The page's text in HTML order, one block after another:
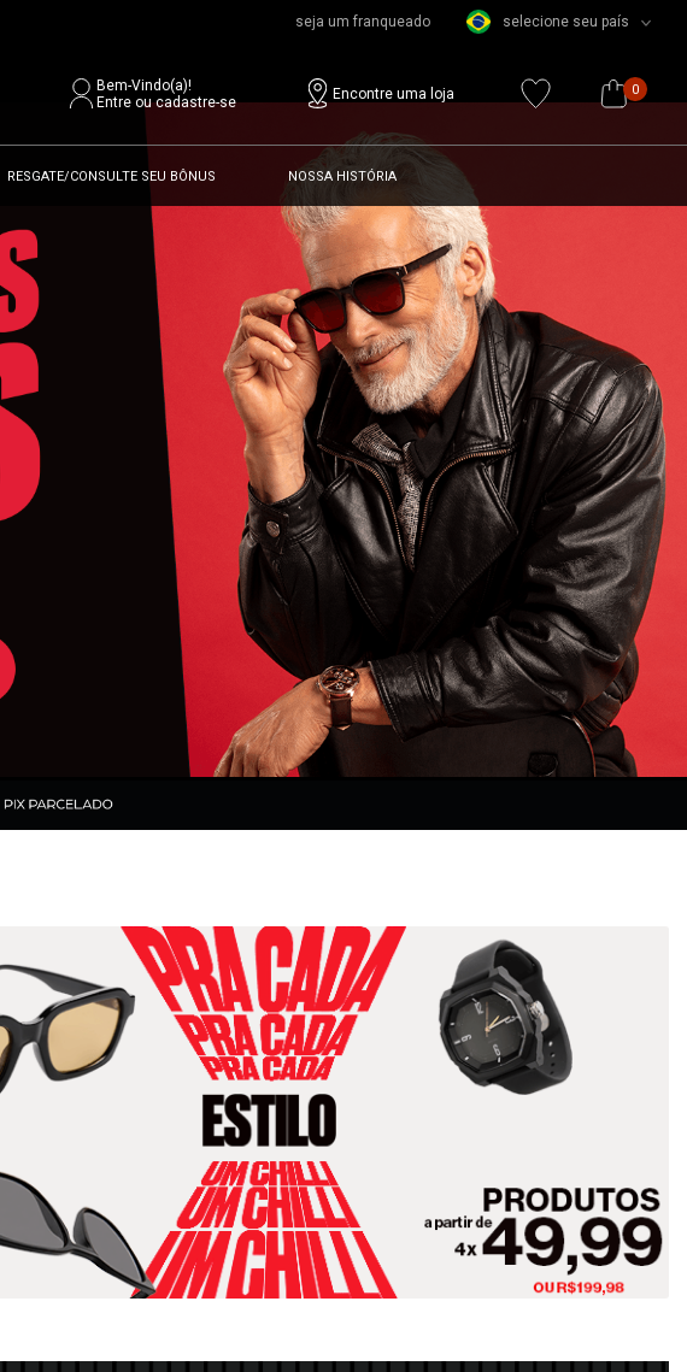
seja um franqueado selecione seu país
Bem-Vindo(a)!
Entre ou cadastre-se
Encontre uma loja 0
RESGATE/CONSULTE SEU BÔNUS NOSSA HISTÓRIA